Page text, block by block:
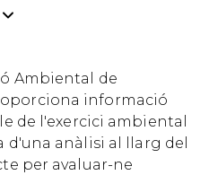
Ambiental de
informació
de l'exercici ambiental
d'una anàlisi al llarg del
per avaluar-ne